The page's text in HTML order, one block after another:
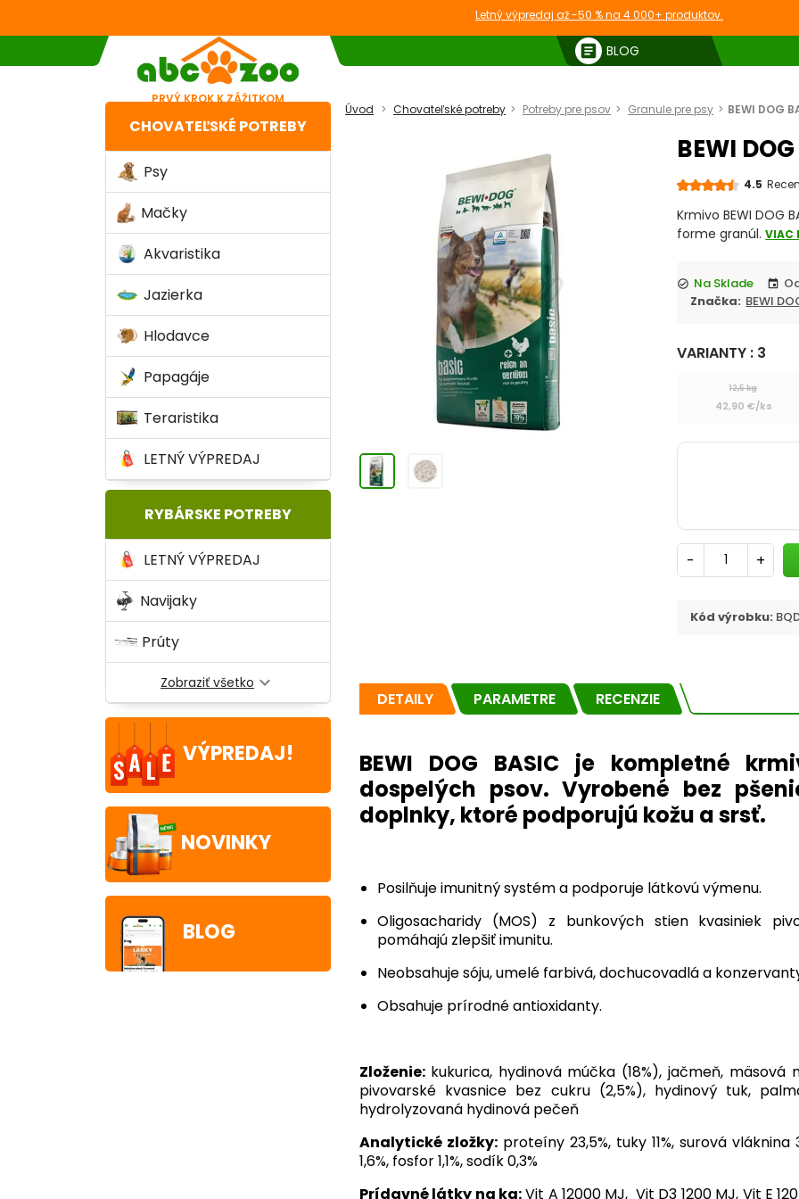
Letný výpredaj až -50 % na 4 000+ produktov.
PRVÝ KROK K ZÁŽITKOM
article BLOG
CHOVATEĽSKÉ POTREBY
Psy
Mačky
Akvaristika
Jazierka
Hlodavce
Papagáje
Teraristika
LETNÝ VÝPREDAJ
RYBÁRSKE POTREBY
LETNÝ VÝPREDAJ
Navijaky
Prúty
Zobraziť všetko expand_more
VÝPREDAJ!
NOVINKY
BLOG
Úvod Chovateľské potreby Potreby pre psov Granule pre psy BEWI DOG
BEWI
4.5
Krmivo BEWI DOG
forme granúl.VIAC
check_circle Na Sklade event
Značka:
BEWI
VARIANTY : 3
12,5 kg
42,90 €/ks
- +
Kód výrobku:
DETAILY PARAMETRE RECENZIE
BEWI DOG BASIC je kompletné
dospelých psov. Vyrobené bez
doplnky, ktoré podporujú kožu a srsť.
Posilňuje imunitný systém a podporuje látkovú výmenu.
Oligosacharidy (MOS) z bunkových stien kvasiniek
pomáhajú zlepšiť imunitu.
Neobsahuje sóju, umelé farbivá, dochucovadlá a
Obsahuje prírodné antioxidanty.
Zloženie: kukurica, hydinová múčka (18%), jačmeň, mäsová
pivovarské kvasnice bez cukru (2,5%), hydinový tuk,
hydrolyzovaná hydinová pečeň
Analytické zložky: proteíny 23,5%, tuky 11%, surová
1,6%, fosfor 1,1%, sodík 0,3%
Prídavné látky na kg:Vit A 12000 MJ, Vit D3 1200 MJ, Vit E